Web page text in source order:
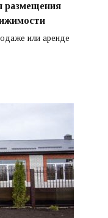
размещения
или аренде